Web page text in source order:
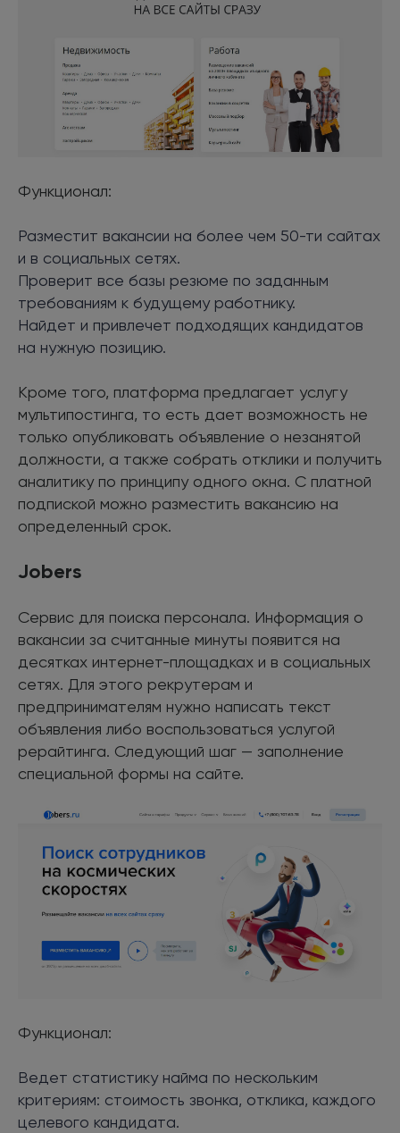
Функционал:
Разместит вакансии на более чем 50-ти сайтах
и в социальных сетях.
Проверит все базы резюме по заданным
требованиям к будущему работнику.
Найдет и привлечет подходящих кандидатов
на нужную позицию.
Кроме того, платформа предлагает услугу
мультипостинга, то есть дает возможность не
только опубликовать объявление о незанятой
должности, а также собрать отклики и получить
аналитику по принципу одного окна. С платной
подпиской можно разместить вакансию на
определенный срок.
Jobers
Сервис для поиска персонала. Информация о
вакансии за считанные минуты появится на
десятках интернет-площадках и в социальных
сетях. Для этого рекрутерам и
предпринимателям нужно написать текст
объявления либо воспользоваться услугой
рерайтинга. Следующий шаг — заполнение
специальной формы на сайте.
Функционал:
Ведет статистику найма по нескольким
критериям: стоимость звонка, отклика, каждого
целевого кандидата.